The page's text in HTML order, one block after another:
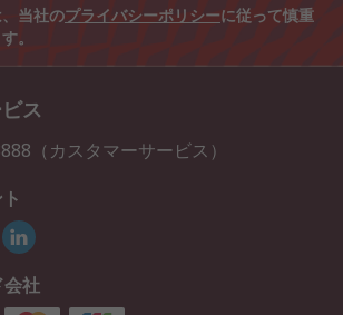
当社のプライバシーポリシーに従って慎重
。
ス
（カスタマーサービス）
会社